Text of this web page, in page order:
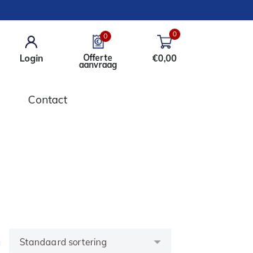
Login
0
Offerte
aanvraag
0
€0,00
Contact